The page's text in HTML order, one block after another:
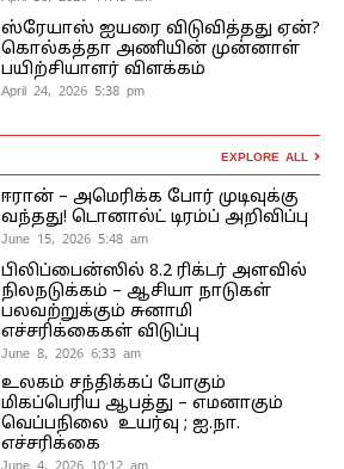
ஸ்ரேயாஸ் ஐயரை விடுவித்தது ஏன்?
கொல்கத்தா அணியின் முன்னாள்
பயிற்சியாளர் விளக்கம்
April 24, 2026 5:38 pm
EXPLORE ALL
ஈரான் – அமெரிக்க போர் முடிவுக்கு
வந்தது! டொனால்ட் டிரம்ப் அறிவிப்பு
June 15, 2026 5:48 am
பிலிப்பைன்ஸில் 8.2 ரிக்டர் அளவில்
நிலநடுக்கம் – ஆசியா நாடுகள்
பலவற்றுக்கும் சுனாமி
எச்சரிக்கைகள் விடுப்பு
June 8, 2026 6:33 am
உலகம் சந்திக்கப் போகும்
மிகப்பெரிய ஆபத்து – எமனாகும்
வெப்பநிலை உயர்வு ; ஐ.நா.
எச்சரிக்கை
June 4, 2026 10:12 am